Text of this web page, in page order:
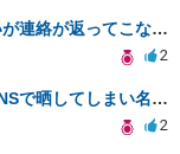
無断で動画を撮影され、削除させたいが連絡が返ってこない。
2
当方の腹いせで相手方の個人情報をSNSで晒してしまい名誉毀損させてしまったかもしれない
2